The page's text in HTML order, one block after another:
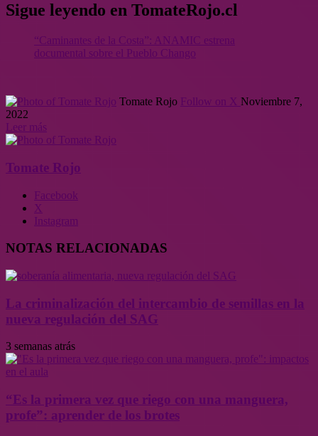
Sigue leyendo en TomateRojo.cl
“Caminantes de la Costa”: ANAMIC estrena
documental sobre el Pueblo Chango
Tomate Rojo Follow on X Noviembre 7,
2022
Leer más
Tomate Rojo
Facebook
X
Instagram
NOTAS RELACIONADAS
La criminalización del intercambio de semillas en la
nueva regulación del SAG
3 semanas atrás
“Es la primera vez que riego con una manguera,
profe”: aprender de los brotes